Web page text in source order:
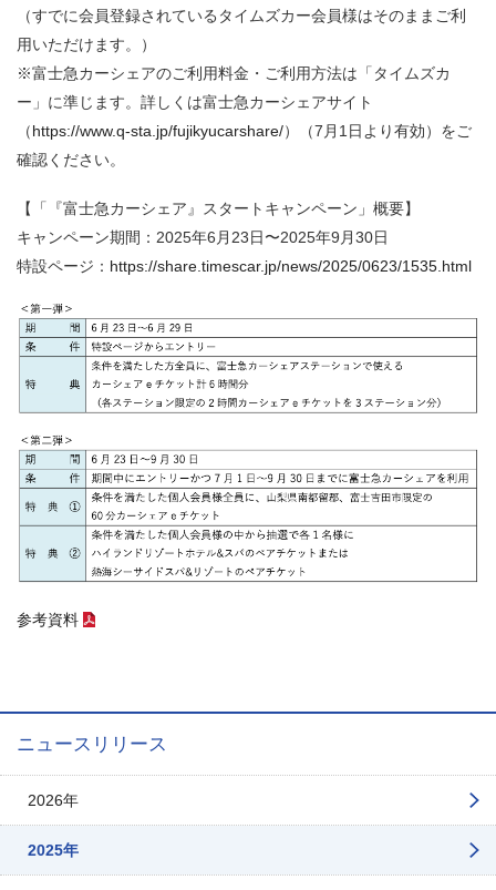
（すでに会員登録されているタイムズカー会員様はそのままご利
用いただけます。）
※富士急カーシェアのご利用料金・ご利用方法は「タイムズカ
ー」に準じます。詳しくは富士急カーシェアサイト
（https://www.q-sta.jp/fujikyucarshare/）（7月 1日より有効）をご
確認ください。
【「『富士急カーシェア』スタートキャンペーン」概要】
キャンペーン期間： 2025年6月23日〜2025年9月30日
特設ページ： https://share.timescar.jp/news/2025/0623/1535.html
参考資料
ニュースリリース
2026年
2025年